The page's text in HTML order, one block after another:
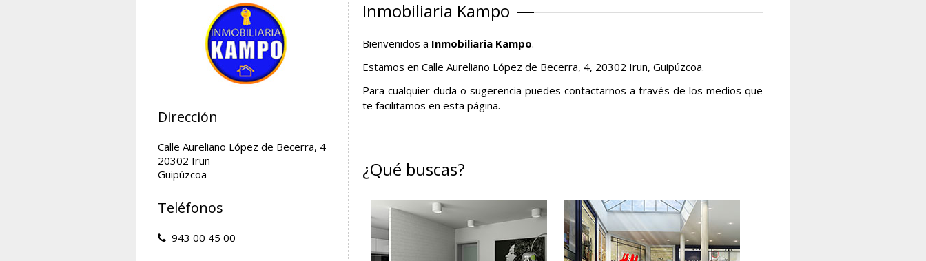
Dirección
Calle Aureliano López de Becerra, 4
20302 Irun
Guipúzcoa
Teléfonos
943 00 45 00
Inmobiliaria Kampo
Bienvenidos a Inmobiliaria Kampo.
Estamos en Calle Aureliano López de Becerra, 4, 20302 Irun, Guipúzcoa.
Para cualquier duda o sugerencia puedes contactarnos a través de los medios que
te facilitamos en esta página.
¿Qué buscas?